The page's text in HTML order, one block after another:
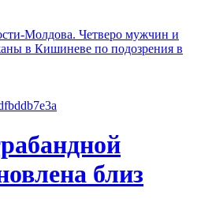
Молдова. Четверо мужчин и
в Кишиневе по подозрения в
близ